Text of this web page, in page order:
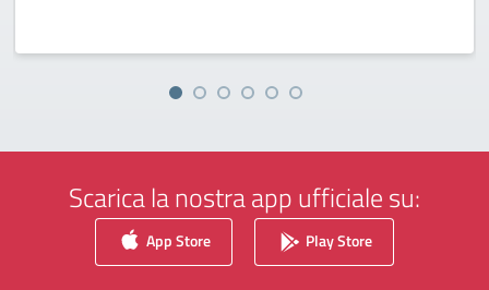
Scarica la nostra app ufficiale su:
App Store Play Store